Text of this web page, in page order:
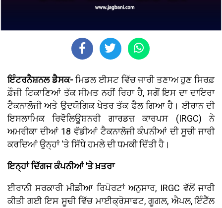
ਇੰਟਰਨੈਸ਼ਨਲ ਡੈਸਕ-ਮਿਡਲ ਈਸਟ ਵਿੱਚ ਜਾਰੀ ਤਣਾਅ ਹੁਣ ਸਿਰਫ਼
ਫ਼ੌਜੀ ਟਿਕਾਣਿਆਂ ਤੱਕ ਸੀਮਤ ਨਹੀਂ ਰਿਹਾ ਹੈ, ਸਗੋਂ ਇਸ ਦਾ ਦਾਇਰਾ
ਟੈਕਨਾਲੋਜੀ ਅਤੇ ਉਦਯੋਗਿਕ ਖੇਤਰ ਤੱਕ ਫੈਲ ਗਿਆ ਹੈ। ਈਰਾਨ ਦੀ
ਇਸਲਾਮਿਕ ਰਿਵੋਲਿਊਸ਼ਨਰੀ ਗਾਰਡਜ਼ ਕਾਰਪਸ (IRGC) ਨੇ
ਅਮਰੀਕਾ ਦੀਆਂ 18 ਵੱਡੀਆਂ ਟੈਕਨਾਲੋਜੀ ਕੰਪਨੀਆਂ ਦੀ ਸੂਚੀ ਜਾਰੀ
ਕਰਦਿਆਂ ਉਨ੍ਹਾਂ 'ਤੇ ਸਿੱਧੇ ਹਮਲੇ ਦੀ ਧਮਕੀ ਦਿੱਤੀ ਹੈ।
ਇਨ੍ਹਾਂ ਦਿੱਗਜ ਕੰਪਨੀਆਂ 'ਤੇ ਖ਼ਤਰਾ
ਈਰਾਨੀ ਸਰਕਾਰੀ ਮੀਡੀਆ ਰਿਪੋਰਟਾਂ ਅਨੁਸਾਰ, IRGC ਵੱਲੋਂ ਜਾਰੀ
ਕੀਤੀ ਗਈ ਇਸ ਸੂਚੀ ਵਿੱਚ ਮਾਈਕ੍ਰੋਸਾਫਟ, ਗੂਗਲ, ਐਪਲ, ਇੰਟੈੱਲ